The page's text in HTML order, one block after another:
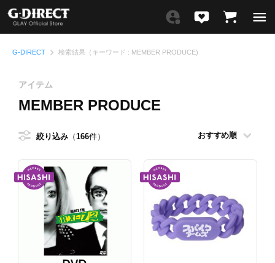
G-DIRECT 検索結果（キーワード : MEMBER PRODUCE)
アイテム
MEMBER PRODUCE
絞り込み 166